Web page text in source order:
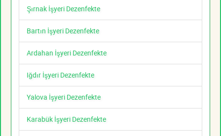
Şırnak İşyeri Dezenfekte
Bartın İşyeri Dezenfekte
Ardahan İşyeri Dezenfekte
Iğdır İşyeri Dezenfekte
Yalova İşyeri Dezenfekte
Karabük İşyeri Dezenfekte